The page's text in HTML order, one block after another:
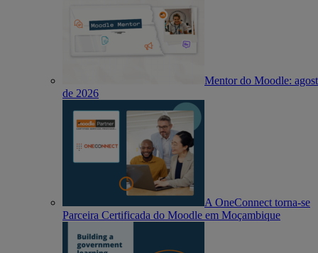
Mentor do Moodle:
de 2026
A OneConnect torna-se
Parceira Certificada do Moodle em Moçambique